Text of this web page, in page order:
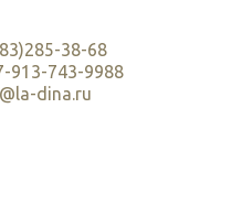
38-68
913-743-9988
dina.ru